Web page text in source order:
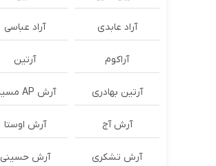
آراد عابدی آراد عباسی
آراکوم آرتین
آرتین بهادری آرش AP مسیح
آرش آج آرش اوستا
آرش تشکری آرش حسینی